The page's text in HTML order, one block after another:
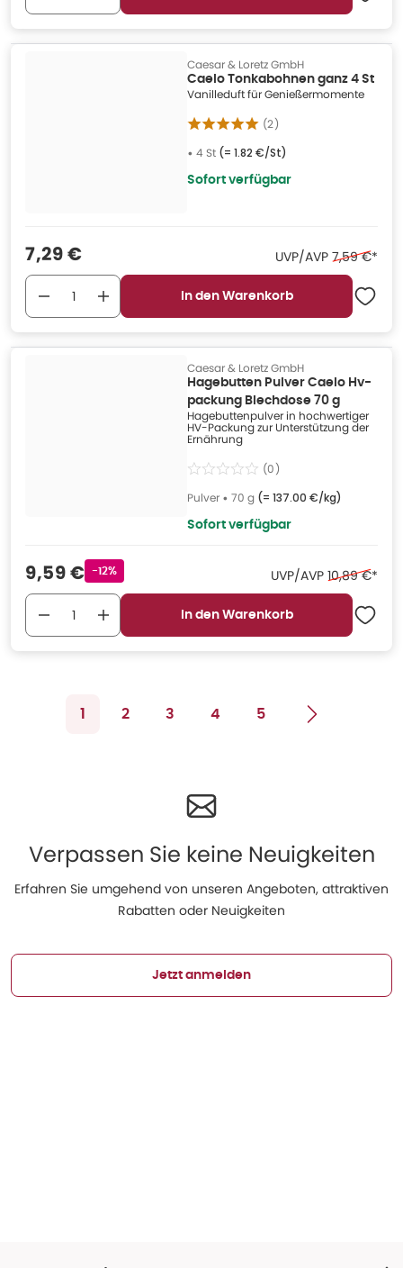
Caesar & Loretz GmbH
Caelo Tonkabohnen ganz 4 St
Vanilleduft für Genießermomente
(2)
• 4 St (= 1.82 €/St)
Sofort verfügbar
Verkaufspreis
7,29 € UVP/AVP Ehemaliger
7,59 €*
In den Warenkorb
Caesar & Loretz GmbH
Hagebutten Pulver Caelo Hv-
packung Blechdose 70 g
Hagebuttenpulver in hochwertiger
HV-Packung zur Unterstützung der
Ernährung
(0)
Pulver • 70 g (= 137.00 €/kg)
Sofort verfügbar
Verkaufspreis
9,59 €Rabattstempel
-12% UVP/AVP Ehemaliger
10,89 €*
In den Warenkorb
1 2 3 4 5
Verpassen Sie keine Neuigkeiten
Erfahren Sie umgehend von unseren Angeboten, attraktiven
Rabatten oder Neuigkeiten
Jetzt anmelden